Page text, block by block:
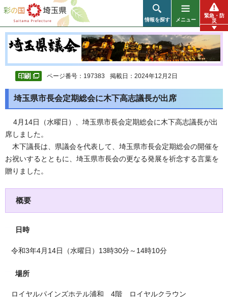
彩の国 埼玉県
情報を探す メニュー
緊急・防
災
ページ番号：197383 掲載日：2024年12月2日
埼玉県市長会定期総会に木下高志議長が出席
4月14日（水曜日）、埼玉県市長会定期総会に木下高志議長が出
席しました。
木下議長は、県議会を代表して、埼玉県市長会定期総会の開催を
お祝いするとともに、埼玉県市長会の更なる発展を祈念する言葉を
贈りました。
概要
日時
令和3年4月14日（水曜日）13時30分～14時10分
場所
ロイヤルパインズホテル浦和 4階 ロイヤルクラウン